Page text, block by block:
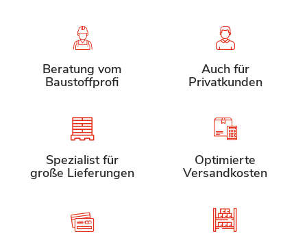
Beratung vom
Baustoffprofi
Auch für
Privatkunden
Spezialist für
große Lieferungen
Optimierte
Versandkosten